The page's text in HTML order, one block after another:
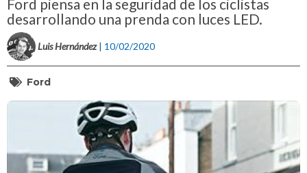
Ford piensa en la seguridad de los ciclistas
desarrollando una prenda con luces LED.
Luis Hernández | 10/02/2020
Ford